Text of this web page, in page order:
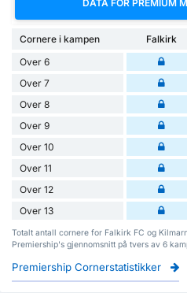
DATA FOR PREMIUM
Cornere i kampen Falkirk
Over 6
Over 7
Over 8
Over 9
Over 10
Over 11
Over 12
Over 13
Totalt antall cornere for Falkirk FC og
Premiership's gjennomsnitt på tvers av 6
Premiership Cornerstatistikker